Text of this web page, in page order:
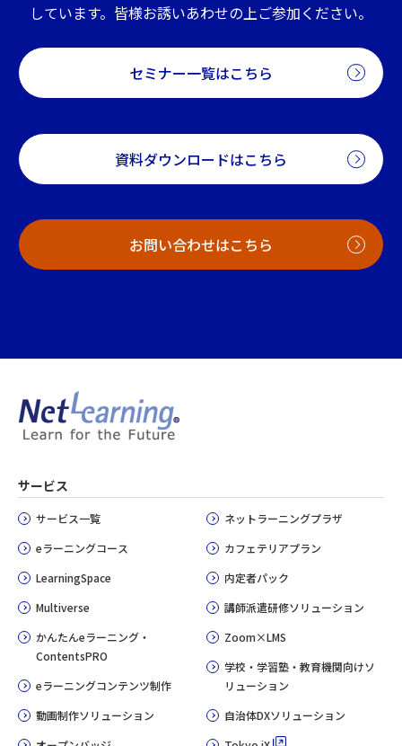
しています。皆様お誘いあわせの上ご参加ください。
セミナー一覧はこちら
資料ダウンロードはこちら
お問い合わせはこちら
サービス
サービス一覧
eラーニングコース
LearningSpace
Multiverse
かんたんeラーニング・
ContentsPRO
eラーニングコンテンツ制作
動画制作ソリューション
ネットラーニングプラザ
カフェテリアプラン
内定者パック
講師派遣研修ソリューション
Zoom×LMS
学校・学習塾・教育機関向けソ
リューション
自治体DXソリューション